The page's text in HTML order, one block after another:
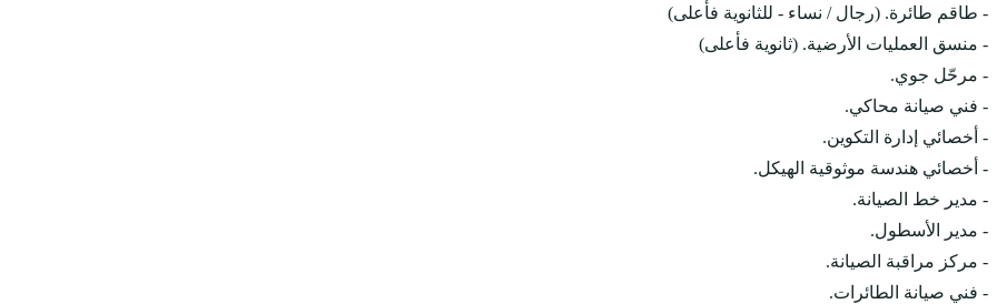
- طاقم طائرة. (رجال / نساء - للثانوية فأعلى)
- منسق العمليات الأرضية. (ثانوية فأعلى)
- مرحّل جوي.
- فني صيانة محاكي.
- أخصائي إدارة التكوين.
- أخصائي هندسة موثوقية الهيكل.
- مدير خط الصيانة.
- مدير الأسطول.
- مركز مراقبة الصيانة.
- فني صيانة الطائرات.